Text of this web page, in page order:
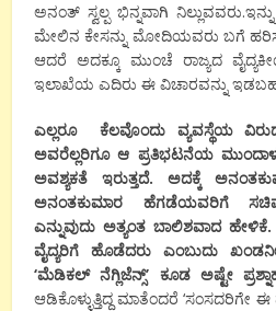
ಅನಂತ್ ಸ್ವಲ್ಪ ಭಿನ್ನವಾಗಿ
ಮೇಲಿನ ಕೇಸನ್ನು ಮೋದಿಯವರು ಬಗೆ
ಆದರೆ ಅದಕ್ಕೂ ಮುಂಚೆ ರಾಜ್ಯದ
ಇಲಾಖೆಯ ಎದಿರು ಈ ವಿಚಾರವನ್ನು
ಎಲ್ಲರೂ ಕೆಲವೊಂದು ವ್ಯವಸ್ಥೆಯ
ಅವರೆಲ್ಲರಿಗೂ ಆ ಪ್ರತಿಭಟನೆಯ
ಅವಶ್ಯಕತೆ ಇರುತ್ತದೆ. ಅದಕ್ಕೆ
ಅನಂತಕುಮಾರ ಹೆಗಡೆಯವರಿಗೆ
ಎನ್ನುವುದು ಅತ್ಯಂತ ಬಾಲಿಶವಾದ
ವೈದ್ಯರಿಗೆ ಹೊಡೆದರು ಎಂಬುದು
‘ಮೆಡಿಕಲ್ ನೆಗ್ಲಿಜೆನ್ಸ್’ ಕೂಡ ಅಷ್ಟೇ
ಆಡಿಕೊಳ್ಳುತ್ತಿದ್ದ ಮಾತೆಂದರೆ ‘ಸಂಸದರಿಗೇ